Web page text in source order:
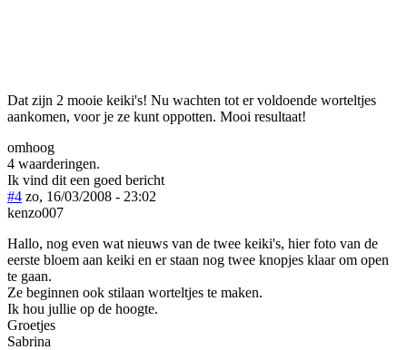
Dat zijn 2 mooie keiki's! Nu wachten tot er voldoende worteltjes
aankomen, voor je ze kunt oppotten. Mooi resultaat!
omhoog
4 waarderingen.
Ik vind dit een goed bericht
#4 zo, 16/03/2008 - 23:02
kenzo007
Hallo, nog even wat nieuws van de twee keiki's, hier foto van de
eerste bloem aan keiki en er staan nog twee knopjes klaar om open
te gaan.
Ze beginnen ook stilaan worteltjes te maken.
Ik hou jullie op de hoogte.
Groetjes
Sabrina